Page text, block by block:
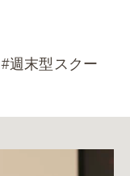
#週末型スクー